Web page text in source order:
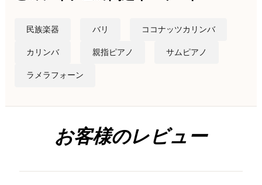
民族楽器 バリ ココナッツカリンバ
カリンバ 親指ピアノ サムピアノ
ラメラフォーン
お客様のレビュー